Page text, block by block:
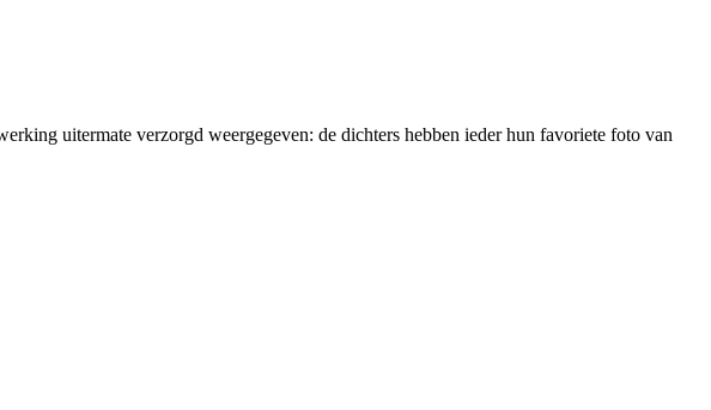
uitermate verzorgd weergegeven: de dichters hebben ieder hun favoriete foto van